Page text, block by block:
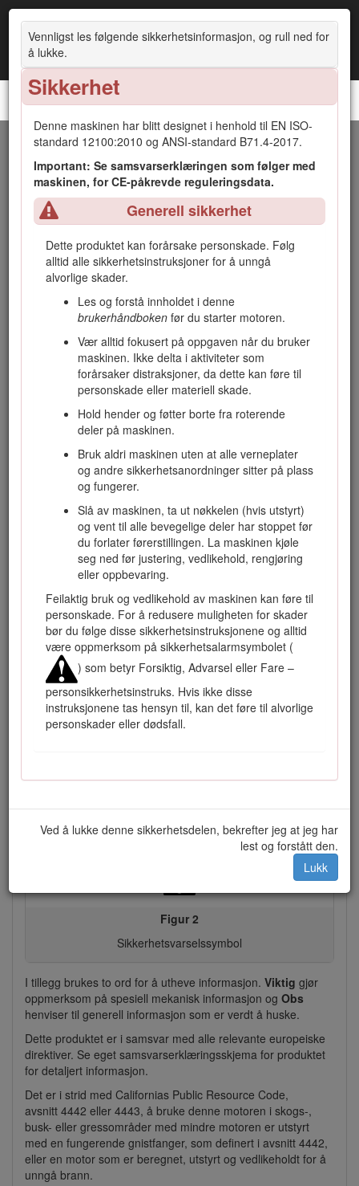
Vennligst les følgende sikkerhetsinformasjon, og rull ned for
å lukke.
Sikkerhet
Denne maskinen har blitt designet i henhold til EN ISO-
standard 12100:2010 og ANSI-standard B71.4-2017.
Important: Se samsvarserklæringen som følger med
maskinen, for CE-påkrevde reguleringsdata.
Generell sikkerhet
Dette produktet kan forårsake personskade. Følg
alltid alle sikkerhetsinstruksjoner for å unngå
alvorlige skader.
Les og forstå innholdet i denne
brukerhåndboken før du starter motoren.
Vær alltid fokusert på oppgaven når du bruker
maskinen. Ikke delta i aktiviteter som
forårsaker distraksjoner, da dette kan føre til
personskade eller materiell skade.
Hold hender og føtter borte fra roterende
deler på maskinen.
Bruk aldri maskinen uten at alle verneplater
og andre sikkerhetsanordninger sitter på plass
og fungerer.
Slå av maskinen, ta ut nøkkelen (hvis utstyrt)
og vent til alle bevegelige deler har stoppet før
du forlater førerstillingen. La maskinen kjøle
seg ned før justering, vedlikehold, rengjøring
eller oppbevaring.
Feilaktig bruk og vedlikehold av maskinen kan føre til
personskade. For å redusere muligheten for skader
bør du følge disse sikkerhetsinstruksjonene og alltid
være oppmerksom på sikkerhetsalarmsymbolet (
) som betyr Forsiktig, Advarsel eller Fare –
personsikkerhetsinstruks. Hvis ikke disse
instruksjonene tas hensyn til, kan det føre til alvorlige
personskader eller dødsfall.
Ved å lukke denne sikkerhetsdelen, bekrefter jeg at jeg har
lest og forstått den.
Lukk
GreensPro™ 1260-greenvalse
Innledning
Maskinen er en greenvalse som er beregnet for bruk av
profesjonelle, innleide operatører i kommersielle
bruksområder. Den er hovedsakelig beregnet for valsing av
parker, golfbaner, idrettsbaner eller på kommersielle
områder. Hvis du bruker dette produktet til andre formål enn
det er beregnet på, kan du utsette deg selv eller andre for
Les denne håndboken nøye, slik at du lærer å bruke og
vedlikeholde produktet på riktig måte og unngår person- eller
produktskade. Du har ansvar for å bruke produktet på en
riktig og sikker måte.
Gå til www.Toro.com for materialer for produktsikkerhet og
opplæring i bruk, og informasjon om tilbehør, hjelp til å finne
en forhandler eller for å registrere produktet ditt.
Hvis maskinen må repareres, om du trenger originale Toro-
deler eller mer informasjon, kan du kontakte et autorisert
forhandlerverksted eller Toros kundeserviceavdeling. Ha
identifiserer plasseringen av modell- og serienummer på
produktet. Skriv inn numrene i de tomme feltene.
Figur 1
Plassering av modell- og serienummer
ikke følger de anbefalte forholdsreglene.
Figur 2
Sikkerhetsvarselssymbol
I tillegg brukes to ord for å utheve informasjon. Viktig gjør
oppmerksom på spesiell mekanisk informasjon og Obs
henviser til generell informasjon som er verdt å huske.
Dette produktet er i samsvar med alle relevante europeiske
direktiver. Se eget samsvarserklæringsskjema for produktet
for detaljert informasjon.
Det er i strid med Californias Public Resource Code,
avsnitt 4442 eller 4443, å bruke denne motoren i skogs-,
busk- eller gressområder med mindre motoren er utstyrt
med en fungerende gnistfanger, som definert i avsnitt 4442,
eller en motor som er beregnet, utstyrt og vedlikeholdt for å
unngå brann.